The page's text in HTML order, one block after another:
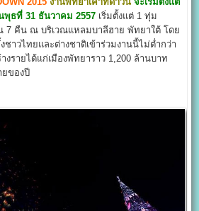
ธที่ 31 ธันวาคม 2557 เริ่มตั้งแต่ 1 ทุ่ม
7 คืน ณ บริเวณแหลมบาลีฮาย พัทยาใต้ โดย
ชาวไทยและต่างชาติเข้าร่วมงานนี้ไม่ต่ำกว่า
งรายได้แก่เมืองพัทยาราว 1,200 ล้านบาท
ยของปี